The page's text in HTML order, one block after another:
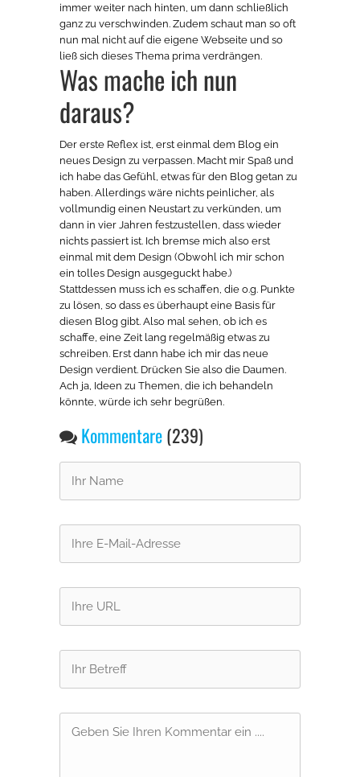
immer weiter nach hinten, um dann schließlich
ganz zu verschwinden. Zudem schaut man so oft
nun mal nicht auf die eigene Webseite und so
ließ sich dieses Thema prima verdrängen.
Was mache ich nun
daraus?
Der erste Reflex ist, erst einmal dem Blog ein
neues Design zu verpassen. Macht mir Spaß und
ich habe das Gefühl, etwas für den Blog getan zu
haben. Allerdings wäre nichts peinlicher, als
vollmundig einen Neustart zu verkünden, um
dann in vier Jahren festzustellen, dass wieder
nichts passiert ist. Ich bremse mich also erst
einmal mit dem Design (Obwohl ich mir schon
ein tolles Design ausgeguckt habe.)
Stattdessen muss ich es schaffen, die o.g. Punkte
zu lösen, so dass es überhaupt eine Basis für
diesen Blog gibt. Also mal sehen, ob ich es
schaffe, eine Zeit lang regelmäßig etwas zu
schreiben. Erst dann habe ich mir das neue
Design verdient. Drücken Sie also die Daumen.
Ach ja, Ideen zu Themen, die ich behandeln
könnte, würde ich sehr begrüßen.
Kommentare(239)